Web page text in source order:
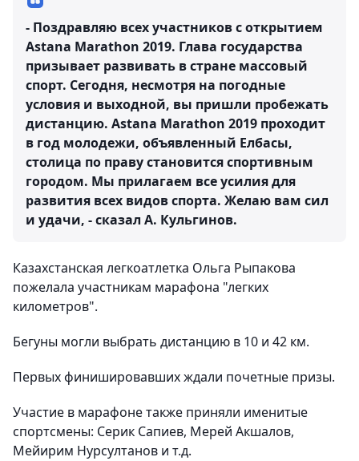
- Поздравляю всех участников с открытием
Astana Marathon 2019. Глава государства
призывает развивать в стране массовый
спорт. Сегодня, несмотря на погодные
условия и выходной, вы пришли пробежать
дистанцию. Astana Marathon 2019 проходит
в год молодежи, объявленный Елбасы,
столица по праву становится спортивным
городом. Мы прилагаем все усилия для
развития всех видов спорта. Желаю вам сил
и удачи, - сказал А. Кульгинов.
Казахстанская легкоатлетка Ольга Рыпакова
пожелала участникам марафона "легких
километров".
Бегуны могли выбрать дистанцию в 10 и 42 км.
Первых финишировавших ждали почетные призы.
Участие в марафоне также приняли именитые
спортсмены: Серик Сапиев, Мерей Акшалов,
Мейирим Нурсултанов и т.д.